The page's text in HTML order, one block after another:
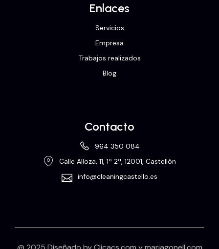
Enlaces
Servicios
Empresa
Trabajos realizados
Blog
Contacto
964 350 084
Calle Alloza, 11, 1º 2ª, 12001, Castellón
info@cleaningcastello.es